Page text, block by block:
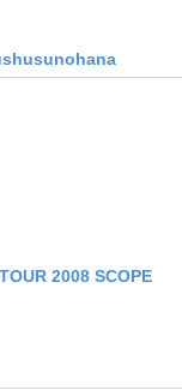
2008 SCOPE